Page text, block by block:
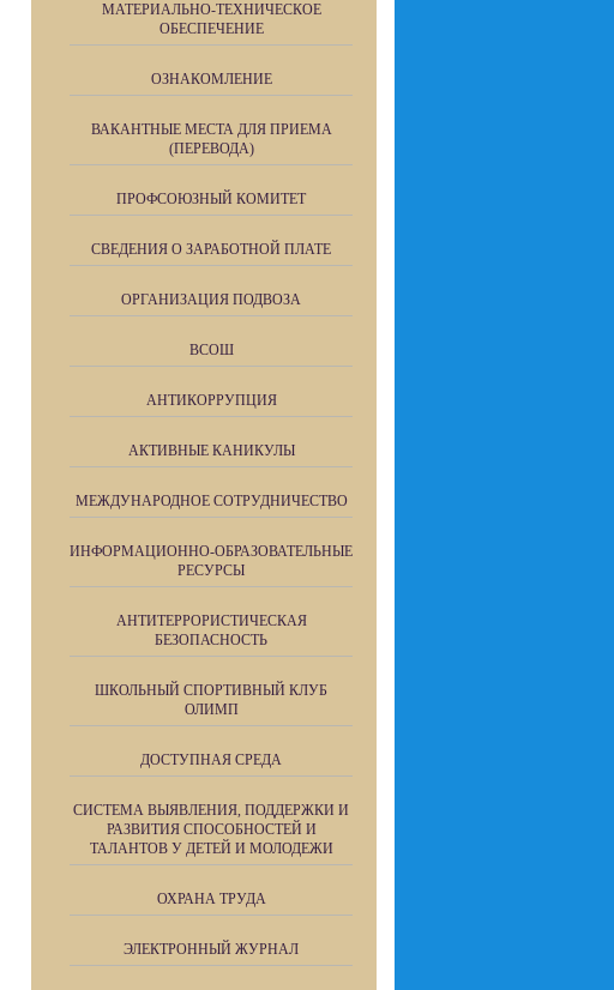
МАТЕРИАЛЬНО-ТЕХНИЧЕСКОЕ
ОБЕСПЕЧЕНИЕ
ОЗНАКОМЛЕНИЕ
ВАКАНТНЫЕ МЕСТА ДЛЯ ПРИЕМА
(ПЕРЕВОДА)
ПРОФСОЮЗНЫЙ КОМИТЕТ
СВЕДЕНИЯ О ЗАРАБОТНОЙ ПЛАТЕ
ОРГАНИЗАЦИЯ ПОДВОЗА
ВСОШ
АНТИКОРРУПЦИЯ
АКТИВНЫЕ КАНИКУЛЫ
МЕЖДУНАРОДНОЕ СОТРУДНИЧЕСТВО
ИНФОРМАЦИОННО-ОБРАЗОВАТЕЛЬНЫЕ
РЕСУРСЫ
АНТИТЕРРОРИСТИЧЕСКАЯ
БЕЗОПАСНОСТЬ
ШКОЛЬНЫЙ СПОРТИВНЫЙ КЛУБ
ОЛИМП
ДОСТУПНАЯ СРЕДА
СИСТЕМА ВЫЯВЛЕНИЯ, ПОДДЕРЖКИ И
РАЗВИТИЯ СПОСОБНОСТЕЙ И
ТАЛАНТОВ У ДЕТЕЙ И МОЛОДЕЖИ
ОХРАНА ТРУДА
ЭЛЕКТРОННЫЙ ЖУРНАЛ